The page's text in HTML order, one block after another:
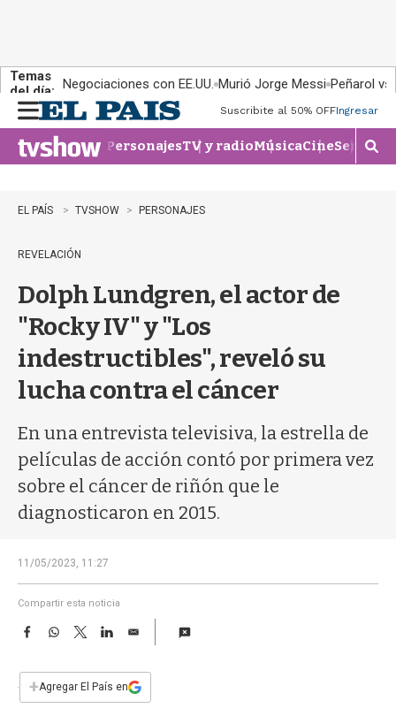
Temas
del día: Negociaciones con EE.UU. Murió Jorge Messi Peñarol
n
u
Suscribite al 50% OFFIngresar
PersonajesTV y radioMúsicaCineSeries
M
o
EL PAÍS TVSHOW PERSONAJES
REVELACIÓN
Dolph Lundgren, el actor de
"Rocky IV" y "Los
indestructibles", reveló su
lucha contra el cáncer
En una entrevista televisiva, la estrella de
películas de acción contó por primera vez
sobre el cáncer de riñón que le
diagnosticaron en 2015.
11/05/2023, 11:27
Compartir esta noticia
F
e
b
W
s
T
w
t
L
E
i
l
+Agregar El País en